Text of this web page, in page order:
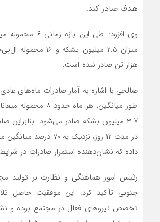
هدف صادر کند.
وی افزود: طی این
هزار تن صادر شده است.
صالحی با اشاره به آمار صادرات ماه‌های
طور میانگین، هر ماه
در مدت ۱۲ روز، نزدیک به ۷۰
داده که نشان‌دهنده استمرار صادرات در
رئیس امور هماهنگی و نظارت بر تولید
جنوبی تأکید کرد: این موفقیت حاصل
تخصص نیروهای فعال در مجتمع بوده و